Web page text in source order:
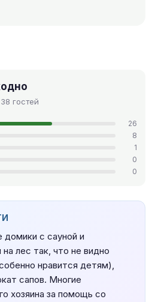
гостей
26
8
1
0
0
домики с сауной и
лес так, что не видно
нравится детям),
сапов. Многие
хозяина за помощь со